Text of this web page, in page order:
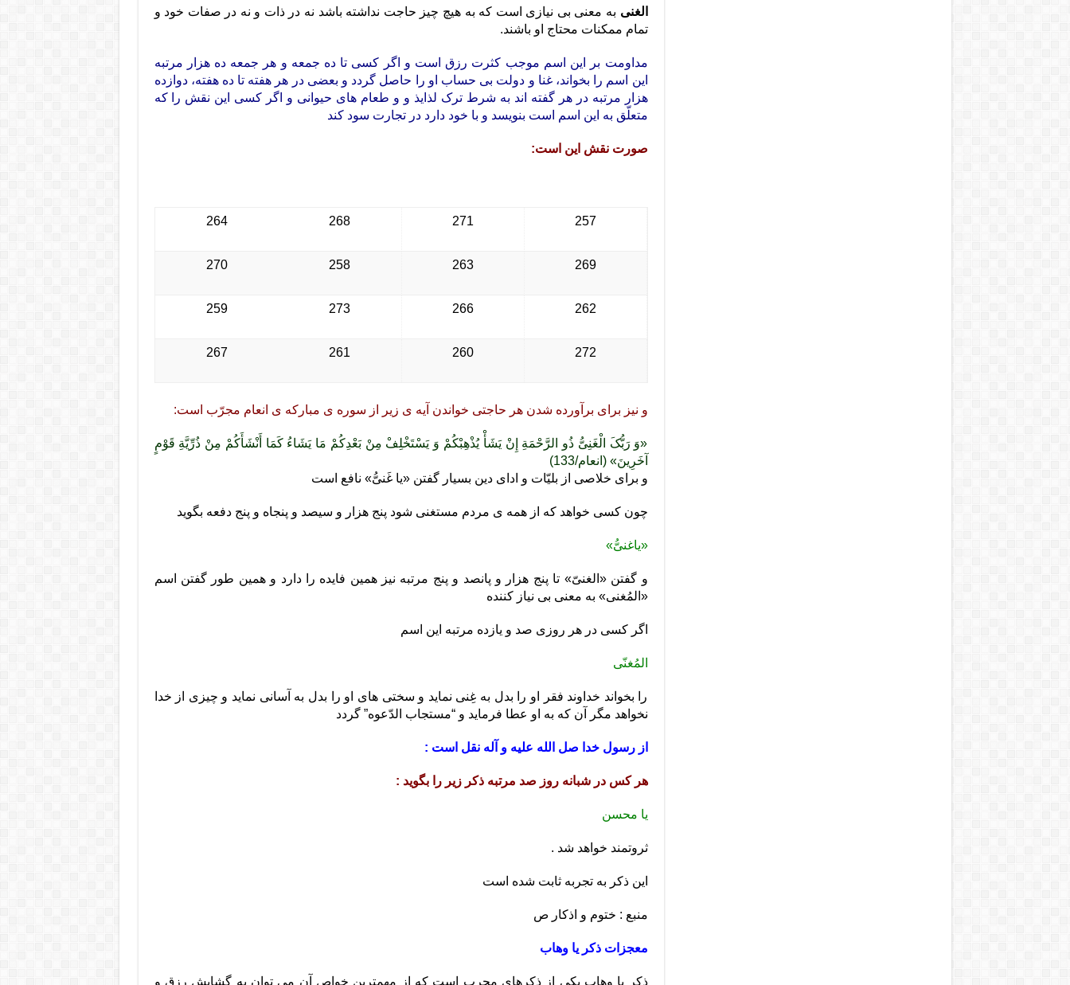
الغنی به معنی بی نیازی است که به هیچ چیز حاجت نداشته باشد نه در ذات و نه در صفات خود و
تمام ممکنات محتاج او باشند.
مداومت بر این اسم موجب کثرت رزق است و اگر کسی تا ده جمعه و هر جمعه ده هزار مرتبه
این اسم را بخواند، غنا و دولت بی حساب او را حاصل گردد و بعضی در هر هفته تا ده هفته، دوازده
هزار مرتبه در هر گفته اند به شرط ترک لذایذ و و طعام های حیوانی و اگر کسی این نقش را که
متعلّق به این اسم است بنویسد و با خود دارد در تجارت سود کند
صورت نقش این است:
257
271
268
264
269
263
258
270
262
266
273
259
272
260
261
267
و نیز برای برآورده شدن هر حاجتی خواندن آیه ی زیر از سوره ی مبارکه ی انعام مجرّب است:
«وَ رَبُّکَ الْغَنِیُّ ذُو الرَّحْمَةِ إِنْ یَشَأْ یُذْهِبْکُمْ وَ یَسْتَخْلِفْ مِنْ بَعْدِکُمْ مَا یَشَاءُ کَمَا أَنْشَأَکُمْ مِنْ ذُرِّیَّةِ قَوْمٍ
آخَرِینَ‌» (انعام/133)
و برای خلاصی از بلیّات و ادای دین بسیار گفتن «یا غَنیُّ» نافع است
چون کسی خواهد که از همه ی مردم مستغنی شود پنج هزار و سیصد و پنجاه و پنج دفعه بگوید
«یاغنیُّ»
و گفتن «الغنیّ» تا پنج هزار و پانصد و پنج مرتبه نیز همین فایده را دارد و همین طور گفتن اسم
«المُغنی» به معنی بی نیاز کننده
اگر کسی در هر روزی صد و یازده مرتبه این اسم
المُغنّی
را بخواند خداوند فقر او را بدل به غِنی نماید و سختی های او را بدل به آسانی نماید و چیزی از خدا
نخواهد مگر آن که به او عطا فرماید و “مستجاب الدّعوه” گردد
از رسول خدا صل الله علیه و آله نقل است :
هر کس در شبانه روز صد مرتبه ذکر زیر را بگوید :
یا محسن
ثروتمند خواهد شد .
این ذکر به تجربه ثابت شده است
منبع : ختوم و اذکار ص
معجزات ذکر یا وهاب
ذکر یا وهاب یکی از ذکرهای مجرب است که از مهمترین خواص آن می توان به گشایش رزق و